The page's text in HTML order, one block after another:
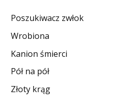
Poszukiwacz zwłok
Wrobiona
Kanion śmierci
Pół na pół
Złoty krąg